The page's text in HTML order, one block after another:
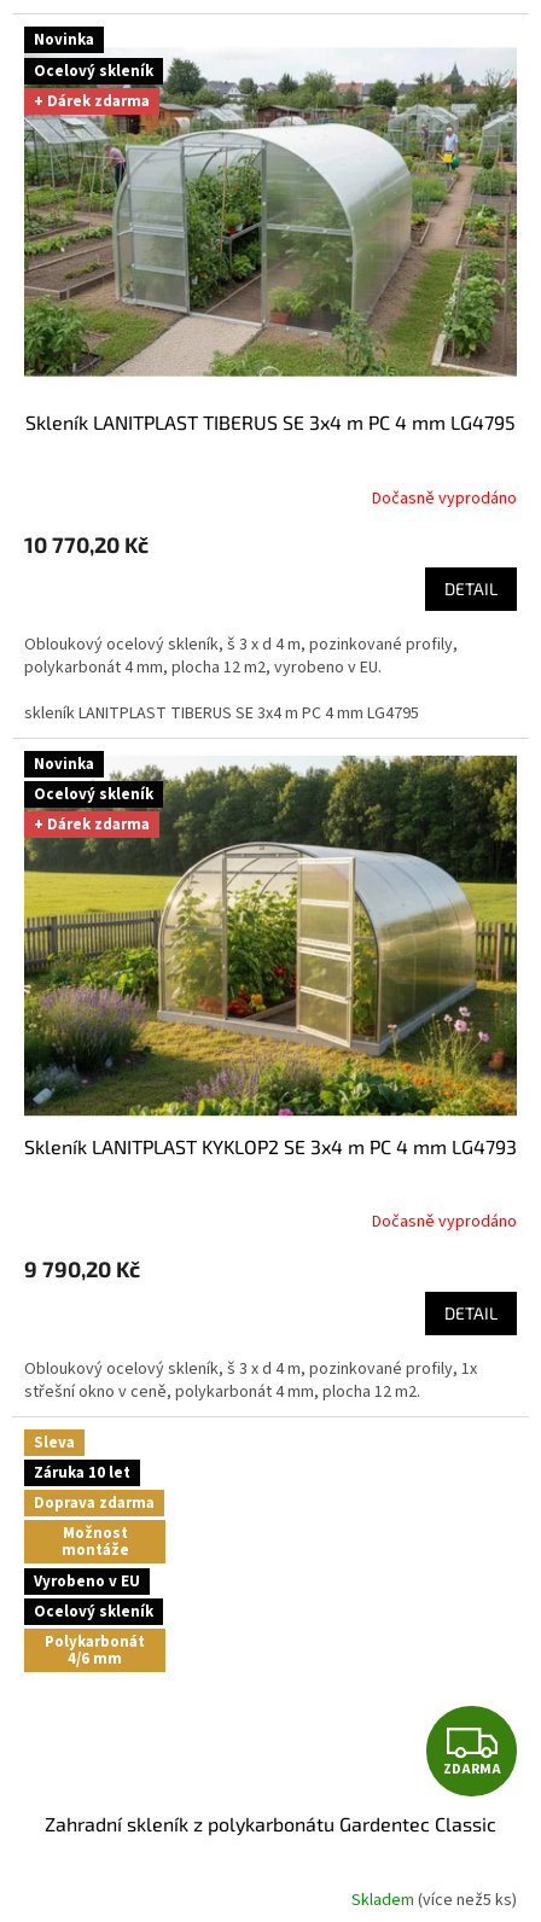
Novinka
Ocelový skleník
+ Dárek zdarma
skleník LANITPLAST TIBERUS SE 3x4 m PC 4 mm LG4795
Dočasně vyprodáno
10 770,20 Kč
DETAIL
Obloukový ocelový skleník, š 3 x d 4 m, pozinkované profily,
polykarbonát 4 mm, plocha 12 m2, vyrobeno v EU.
skleník LANITPLAST TIBERUS SE 3x4 m PC 4 mm LG4795
Novinka
Ocelový skleník
+ Dárek zdarma
skleník LANITPLAST KYKLOP2 SE 3x4 m PC 4 mm LG4793
Dočasně vyprodáno
9 790,20 Kč
DETAIL
Obloukový ocelový skleník, š 3 x d 4 m, pozinkované profily, 1x
střešní okno v ceně, polykarbonát 4 mm, plocha 12 m2.
Sleva
Záruka 10 let
Doprava zdarma
Možnost
montáže
Vyrobeno v EU
Ocelový skleník
Polykarbonát
4/6 mm
Z
D
A
R
ZDARMA
Zahradní skleník z polykarbonátu Gardentec Classic
Skladem (více než5 ks)